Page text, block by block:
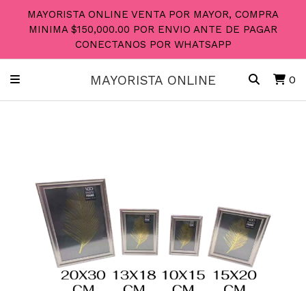
MAYORISTA ONLINE VENTA POR MAYOR, COMPRA
MINIMA $150,000.00 POR ENVIO ANTE DE PAGAR
CONECTANOS POR WHATSAPP
MAYORISTA ONLINE 0